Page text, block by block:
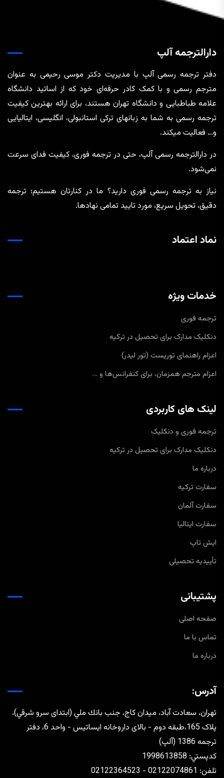
دارالترجمه آلپ
دفتر ترجمه رسمی آلپ با مدیریت دکتر موسی رحیمی به عنوان
مترجم رسمی و با کمک کادر حرفه‌ای خود که از اساتید دانشگاه
علامه طباطبایی و دانشگاه تهران هستند، برای ارائه بهترین کیفیت
ترجمه رسمی به شما به زبانهای ترکی استانبولی، انگلیسی، ایتالیایی
و… فعالیت میکند.
در دارالترجمه رسمی آلپ، حتی در ترجمه‌ فوری، کیفیت فدای سرعت
نمی‌شود.
نیاز به ترجمه رسمی فوری دارید؟ ما در کنارتان هستیم؛ ترجمه
دقیق، تحویل سریع، مورد تایید تمامی نهادها.
نماد اعتماد
خدمات ویژه
ترجمه فوری
دنکلیک مدارک برای تحصیل در ترکیه
اعزام راهنمای توریست (تور لیدر)
اعزام مترجم همزمان، برای کنفرانس‌ها و …
لینک های کاربردی
ترجمه فوری و دنکلیک
دنکلیک مدارک برای تحصیل در ترکیه
درباره ما
سفارت ترکیه
سفارت آلمان
سفارت ایتالیا
ایش تاپ
تأییدیه تحصیلی
پشتیبانی
صفحه اصلی
تماس با ما
درباره ما
آدرس:
تهران، سعادت آباد، ميدان كاج، جنب بانك ملي (ابتدای سرو شرقي)،
پلاک 165،طبقه دوم - بالای داروخانه ایساتیس - واحد 6، دفتر
ترجمه 1386 (آلپ)
كدپستي: 1998613858
تلفن: 02122074861 - 02122364523